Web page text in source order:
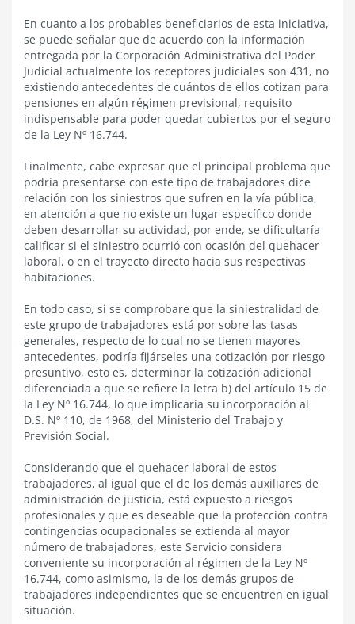
En cuanto a los probables beneficiarios de esta iniciativa,
se puede señalar que de acuerdo con la información
entregada por la Corporación Administrativa del Poder
Judicial actualmente los receptores judiciales son 431, no
existiendo antecedentes de cuántos de ellos cotizan para
pensiones en algún régimen previsional, requisito
indispensable para poder quedar cubiertos por el seguro
de la Ley Nº 16.744.
Finalmente, cabe expresar que el principal problema que
podría presentarse con este tipo de trabajadores dice
relación con los siniestros que sufren en la vía pública,
en atención a que no existe un lugar específico donde
deben desarrollar su actividad, por ende, se dificultaría
calificar si el siniestro ocurrió con ocasión del quehacer
laboral, o en el trayecto directo hacia sus respectivas
habitaciones.
En todo caso, si se comprobare que la siniestralidad de
este grupo de trabajadores está por sobre las tasas
generales, respecto de lo cual no se tienen mayores
antecedentes, podría fijárseles una cotización por riesgo
presuntivo, esto es, determinar la cotización adicional
diferenciada a que se refiere la letra b) del artículo 15 de
la Ley Nº 16.744, lo que implicaría su incorporación al
D.S. Nº 110, de 1968, del Ministerio del Trabajo y
Previsión Social.
Considerando que el quehacer laboral de estos
trabajadores, al igual que el de los demás auxiliares de
administración de justicia, está expuesto a riesgos
profesionales y que es deseable que la protección contra
contingencias ocupacionales se extienda al mayor
número de trabajadores, este Servicio considera
conveniente su incorporación al régimen de la Ley Nº
16.744, como asimismo, la de los demás grupos de
trabajadores independientes que se encuentren en igual
situación.